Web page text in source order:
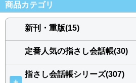
商品カテゴリ
新刊・重版(15)
定番人気の指さし会話帳(30)
指さし会話帳シリーズ(307)